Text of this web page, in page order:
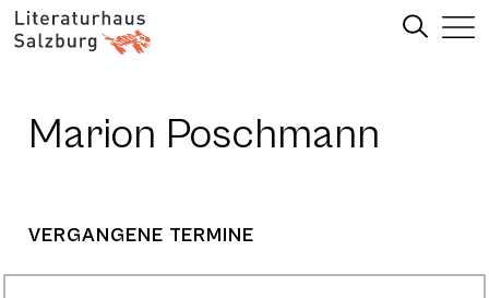
Marion Poschmann
VERGANGENE TERMINE